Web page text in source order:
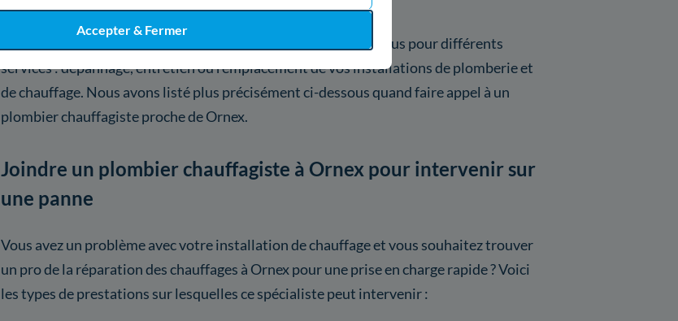
Accepter & Fermer
Les artisans chauffagistes de Ornex peuvent intervenir chez vous pour différents
services : dépannage, entretien ou remplacement de vos installations de plomberie et
de chauffage. Nous avons listé plus précisément ci-dessous quand faire appel à un
plombier chauffagiste proche de Ornex.
Joindre un plombier chauffagiste à Ornex pour intervenir sur
une panne
Vous avez un problème avec votre installation de chauffage et vous souhaitez trouver
un pro de la réparation des chauffages à Ornex pour une prise en charge rapide ? Voici
les types de prestations sur lesquelles ce spécialiste peut intervenir :